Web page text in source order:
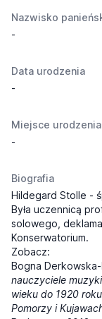
Nazwisko
-
Data urodzenia
-
Miejsce urodzenia
-
Biografia
Hildegard Stolle -
Była uczennicą
solowego,
Konserwatorium.
Zobacz:
Bogna Derkowska-
nauczyciele
wieku do 1920 roku,
Pomorzy i